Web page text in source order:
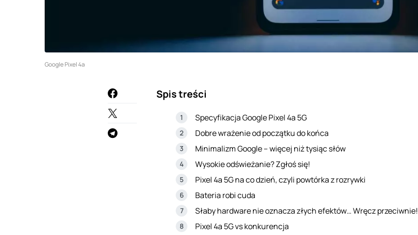
Google Pixel 4a
Spis treści
Specyfikacja Google Pixel 4a 5G
Dobre wrażenie od początku do końca
Minimalizm Google – więcej niż tysiąc słów
Wysokie odświeżanie? Zgłoś się!
Pixel 4a 5G na co dzień, czyli powtórka z rozrywki
Bateria robi cuda
Słaby hardware nie oznacza złych efektów… Wręcz przeciwnie!
Pixel 4a 5G vs konkurencja